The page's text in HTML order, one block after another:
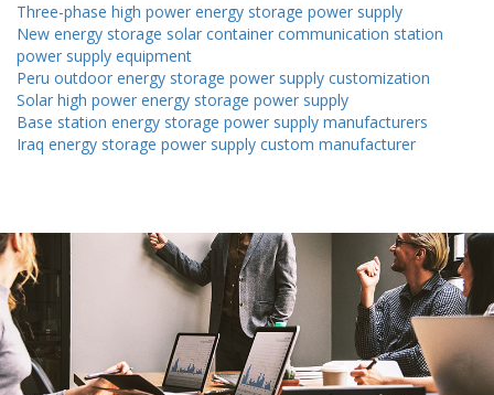
Three-phase high power energy storage power supply
New energy storage solar container communication station
power supply equipment
Peru outdoor energy storage power supply customization
Solar high power energy storage power supply
Base station energy storage power supply manufacturers
Iraq energy storage power supply custom manufacturer